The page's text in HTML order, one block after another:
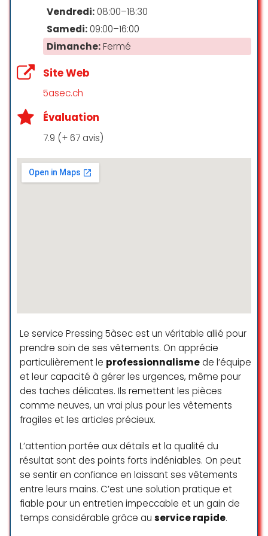
Merci
Bernard Duruel
☆ 5/5
professionnel et bienveillant
☆ 5/5
Accueil sympa et professionnel,
parfait! Et le travail effectué est
réalisé dans les délais et toujours
très bien!! Je vous conseil vivement
Laurent Guiraud
☆ 5/5
Vendredi: 08:00–18:30
Samedi: 09:00–16:00
Dimanche:Fermé
Site Web
5asec.ch
Évaluation
7.9 (+ 67 avis)
Le service Pressing 5àsec est un véritable allié pour
prendre soin de ses vêtements. On apprécie
particulièrement le professionnalismede l’équipe
et leur capacité à gérer les urgences, même pour
des taches délicates. Ils remettent les pièces
comme neuves, un vrai plus pour les vêtements
fragiles et les articles précieux.
L’attention portée aux détails et la qualité du
résultat sont des points forts indéniables. On peut
se sentir en confiance en laissant ses vêtements
entre leurs mains. C’est une solution pratique et
fiable pour un entretien impeccable et un gain de
temps considérable grâce au service rapide.